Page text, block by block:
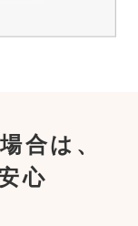
合は、
心